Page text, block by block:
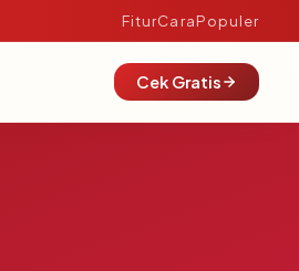
FiturCaraPopuler
Cek Gratis